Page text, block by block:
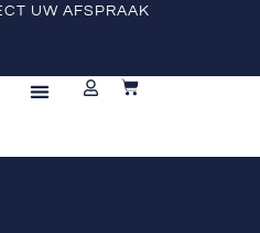
UW AFSPRAAK